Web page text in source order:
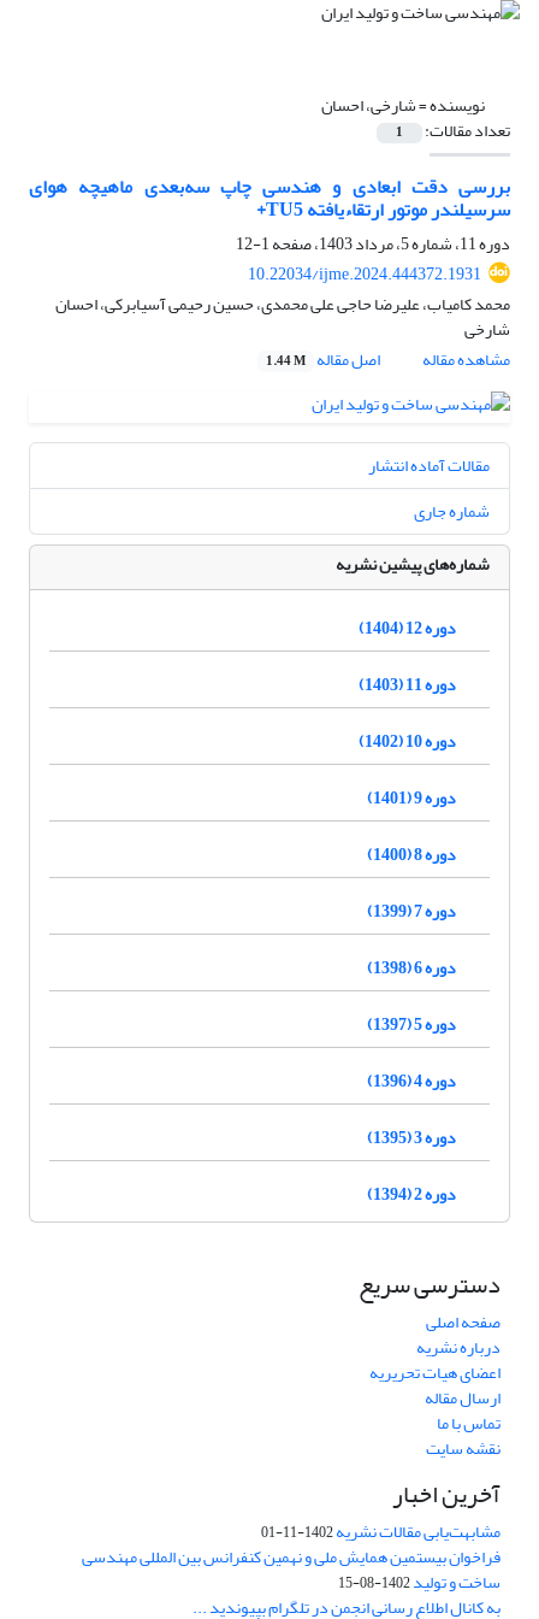
نویسنده =شارخی، احسان
تعداد مقالات: 1
بررسی دقت ابعادی و هندسی چاپ سه‌بعدی ماهیچه هوای
سرسیلندر موتور ارتقاءیافته TU5+
دوره 11، شماره 5، مرداد 1403، صفحه
1-12
10.22034/ijme.2024.444372.1931
محمد کامیاب، علیرضا حاجی علی محمدی، حسین رحیمی آسیابرکی، احسان
شارخی
مشاهده مقاله
اصل مقاله 1.44 M
مقالات آماده انتشار
شماره جاری
شماره‌های پیشین نشریه
دوره 12 (1404)
دوره 11 (1403)
دوره 10 (1402)
دوره 9 (1401)
دوره 8 (1400)
دوره 7 (1399)
دوره 6 (1398)
دوره 5 (1397)
دوره 4 (1396)
دوره 3 (1395)
دوره 2 (1394)
دسترسی سریع
صفحه اصلی
درباره نشریه
اعضای هیات تحریریه
ارسال مقاله
تماس با ما
نقشه سایت
آخرین اخبار
مشابهت‌یابی مقالات نشریه1402-11-01
فراخوان بیستمین همایش ملی و نهمین کنفرانس بین المللی مهندسی
ساخت و تولید1402-08-15
به کانال اطلاع رسانی انجمن در تلگرام بپیوندید ...